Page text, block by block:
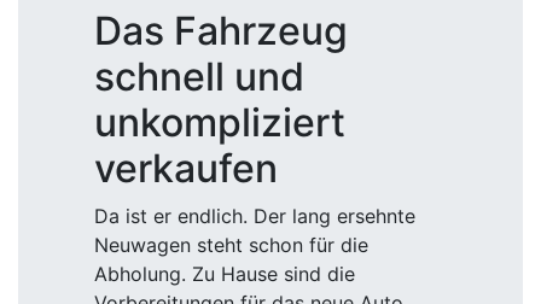
Das Fahrzeug
schnell und
unkompliziert
verkaufen
Da ist er endlich. Der lang ersehnte
Neuwagen steht schon für die
Abholung. Zu Hause sind die